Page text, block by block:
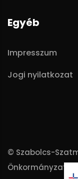
Egyéb
Impresszum
Jogi nyilatkozat
© Szabolcs-
Önkormányzata -